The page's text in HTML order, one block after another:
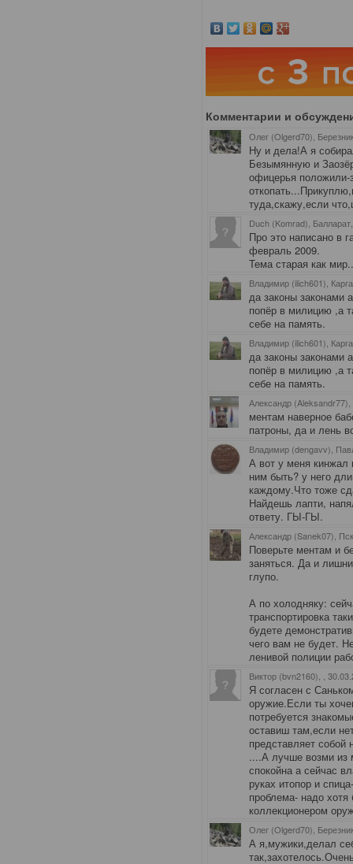
Комментарии и
Олег (Olgerd70),
Ну и дела!А я
Безымянную и
офицерья положили-
туда,скажу,если
Duch (Komrad), Балларат
Про это написано
февраль 2009.
Тема старая как
Владимир (ilich601),
да законы законами
попёр в милицию ,а
себе на память.
Владимир (ilich601),
да законы законами
попёр в милицию ,а
себе на память.
Александр (Aleksandr77),
ментам наверное
патроны, да и лень
Владимир (dengavv),
А вот у меня кинжал
ним быть? у него
каждому.Что тоже
Найдешь лапти,
ответу. ГЫ-ГЫ.
Александр (Sanek07),
Поверьте ментам и
заняться. Да и
глупо.
А по холодняку:
транспортировка
будете
чего вам не будет.
ленивой полиции
Виктор (bvn2160), ,
Я согласен с
оружие.Если ты
потребуется
оставиш там,если
представляет собой
....А лучше возми из
спокойна а сейчас
руках итопор и
проблема- надо
коллекционером
Олег (Olgerd70),
А я,мужики,делал